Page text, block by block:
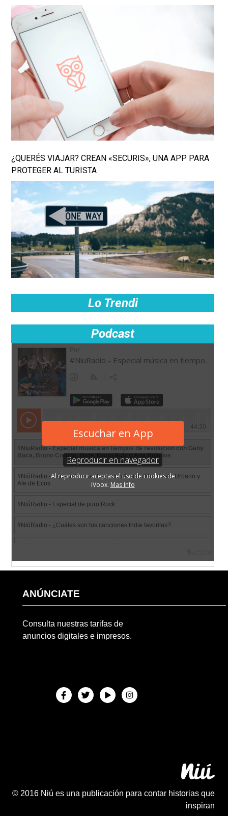
¿QUERÉS VIAJAR? CREAN «SECURIS», UNA APP PARA
PROTEGER AL TURISTA
Lo Trendi
Podcast
ANÚNCIATE
Consulta nuestras tarifas de
anuncios digitales e impresos.
© 2016 Niú es una publicación para contar historias que
inspiran